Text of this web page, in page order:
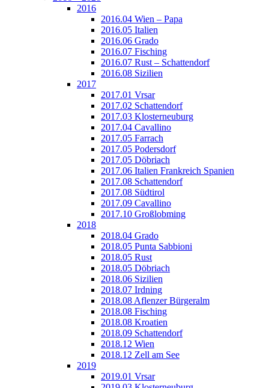
2016
2016.04 Wien – Papa
2016.05 Italien
2016.06 Grado
2016.07 Fisching
2016.07 Rust – Schattendorf
2016.08 Sizilien
2017
2017.01 Vrsar
2017.02 Schattendorf
2017.03 Klosterneuburg
2017.04 Cavallino
2017.05 Farrach
2017.05 Podersdorf
2017.05 Döbriach
2017.06 Italien Frankreich Spanien
2017.08 Schattendorf
2017.08 Südtirol
2017.09 Cavallino
2017.10 Großlobming
2018
2018.04 Grado
2018.05 Punta Sabbioni
2018.05 Rust
2018.05 Döbriach
2018.06 Sizilien
2018.07 Irdning
2018.08 Aflenzer Bürgeralm
2018.08 Fisching
2018.08 Kroatien
2018.09 Schattendorf
2018.12 Wien
2018.12 Zell am See
2019
2019.01 Vrsar